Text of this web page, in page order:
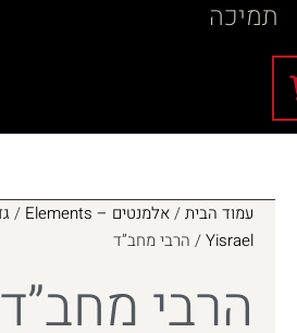
תמיכה
עמוד הבית/אלמנטים – Elements /
Yisrael/ הרבי מחב”ד
הרבי מחב”ד